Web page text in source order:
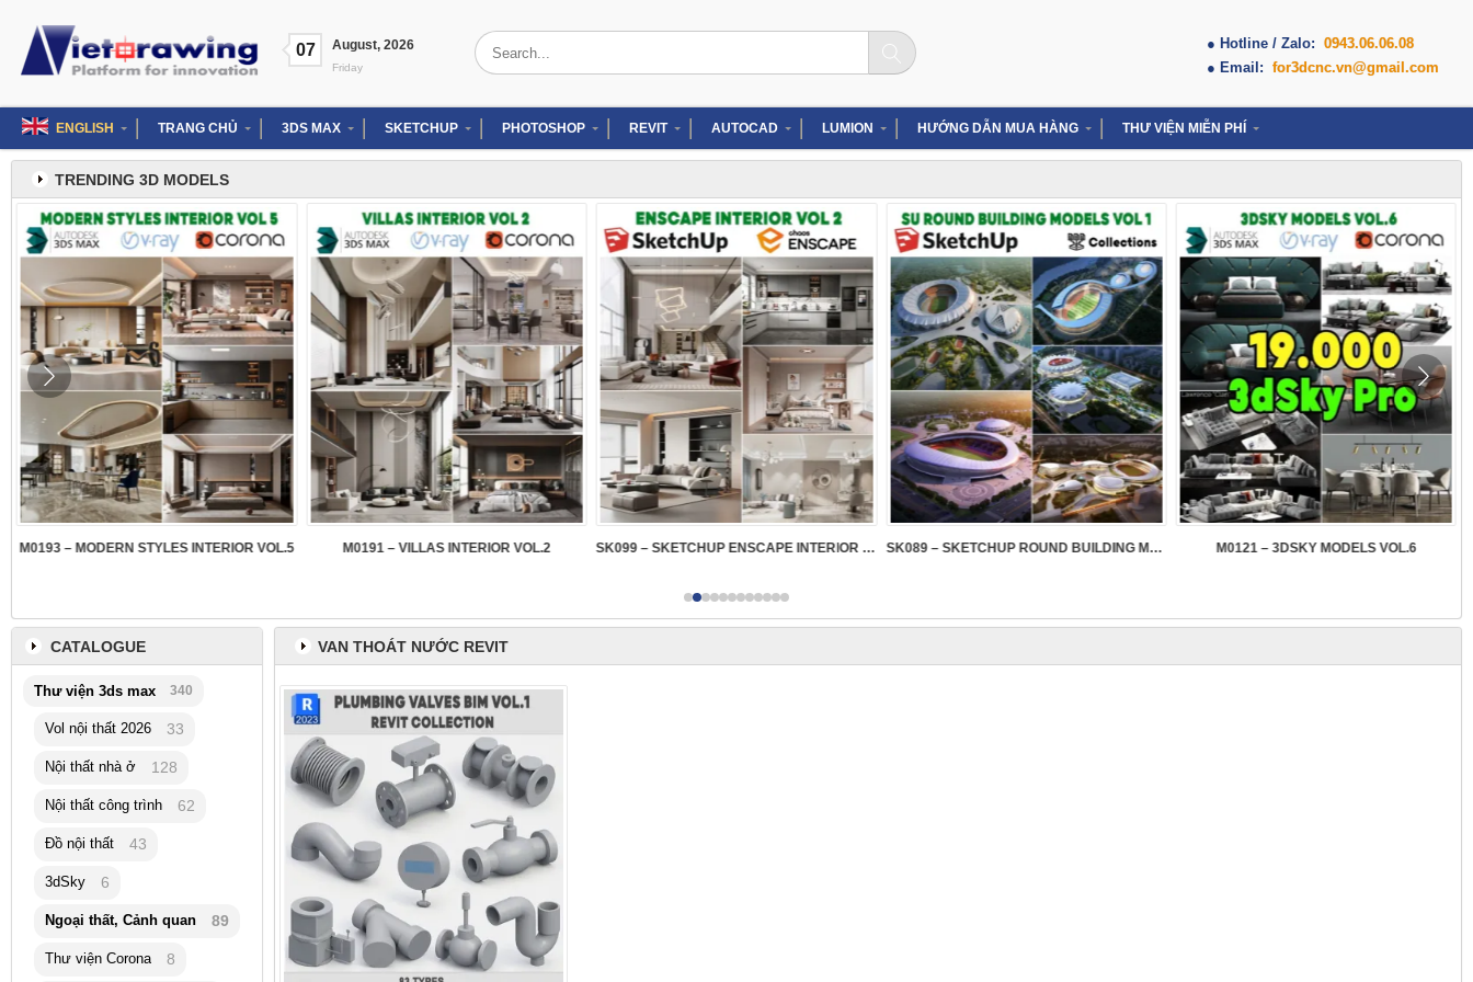
content
07 August, 2026
Friday
Search
for:
● Hotline / Zalo: 0943.06.06.08
● Email: for3dcnc.vn@gmail.com
ENGLISH TRANG CHỦ 3DS MAX SKETCHUP PHOTOSHOP REVIT AUTOCAD LUMION HƯỚNG DẪN MUA HÀNG THƯ VIỆN MIỄN PHÍ
TRENDING 3D MODELS
M0193 – MODERN STYLES INTERIOR VOL.5 M0191 – VILLAS INTERIOR VOL.2 SK099 – SKETCHUP ENSCAPE INTERIOR VOL.2 SK089 – SKETCHUP ROUND BUILDING MODELS M0121 – 3DSKY MODELS VOL.6
VAN THOÁT NƯỚC REVIT
CATALOGUE
Thư viện 3ds max 340
Vol nội thất 2026 33
Nội thất nhà ở 128
Nội thất công trình 62
Đồ nội thất 43
3dSky 6
Ngoại thất, Cảnh quan 89
Thư viện Corona 8